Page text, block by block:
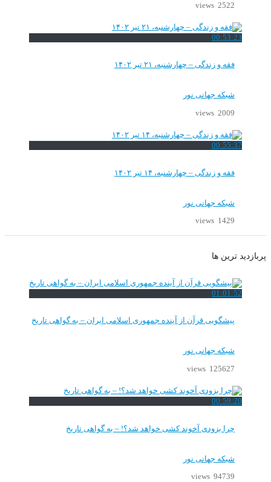
2522 views
00:53:23
فقه و زندگی – چهارشنبه، ۲۱ تیر ۱۴۰۲
شبکه جهانی نور
2009 views
00:55:37
فقه و زندگی – چهارشنبه، ۱۴ تیر ۱۴۰۲
شبکه جهانی نور
1429 views
پربازدید ترین ها
01:01:52
پیشگویی قرآن از آینده جمهوری اسلامی ایران – به گواهی تاریخ
شبکه جهانی نور
125627 views
00:59:20
چرا بزودی آخوند کشی خواهد شد؟! – به گواهی تاریخ
شبکه جهانی نور
94739 views